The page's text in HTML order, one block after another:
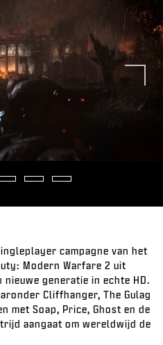
campagne van het
Modern Warfare 2 uit
generatie in echte HD.
Cliffhanger, The Gulag
met Soap, Price, Ghost en de
aangaat om wereldwijd de